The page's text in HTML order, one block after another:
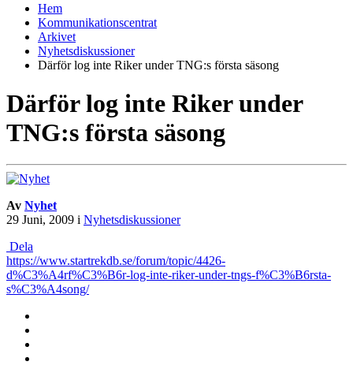
Hem
Kommunikationscentrat
Arkivet
Nyhetsdiskussioner
Därför log inte Riker under TNG:s första säsong
Därför log inte Riker under
TNG:s första säsong
Av Nyhet
29 Juni, 2009 i Nyhetsdiskussioner
Dela
https://www.startrekdb.se/forum/topic/4426-
d%C3%A4rf%C3%B6r-log-inte-riker-under-tngs-f%C3%B6rsta-
s%C3%A4song/